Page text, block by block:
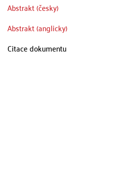
Abstrakt (česky)
Abstrakt (anglicky)
Citace dokumentu